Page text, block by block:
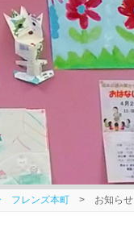
フレンズ本町 > お知らせ